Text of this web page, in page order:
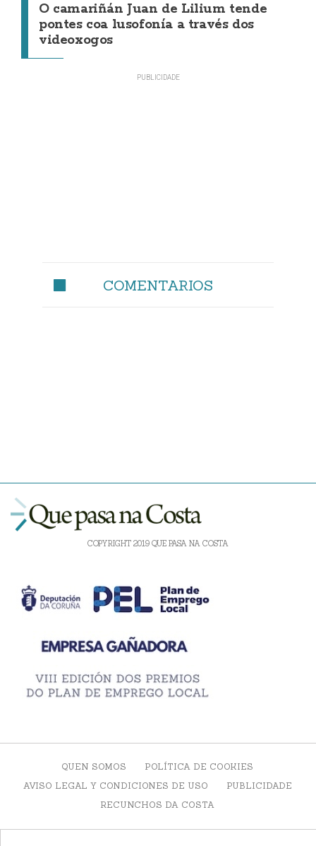
O camariñán Juan de Lilium tende
pontes coa lusofonía a través dos
videoxogos
COMENTARIOS
COPYRIGHT 2019 QUE PASA NA COSTA
QUEN SOMOS
POLÍTICA DE COOKIES
AVISO LEGAL Y CONDICIONES DE USO
PUBLICIDADE
RECUNCHOS DA COSTA